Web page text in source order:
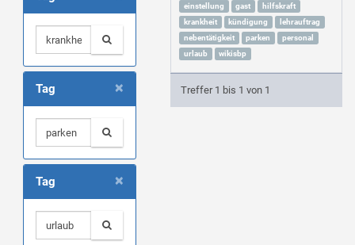
×
Tag
×
Tag
einstellung
gast
hilfskraft
krankheit
kündigung
lehrauftrag
nebentätigkeit
parken
personal
urlaub
wikisbp
Treffer 1 bis 1 von 1